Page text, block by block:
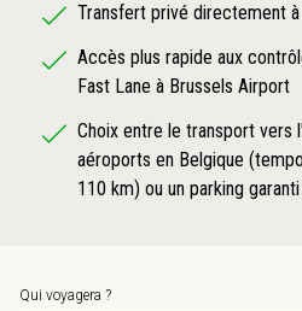
Transfert privé directement
Accès plus rapide aux
Fast Lane à Brussels Airport
Choix entre le transport vers
aéroports en Belgique
110 km) ou un parking
Qui voyagera ?